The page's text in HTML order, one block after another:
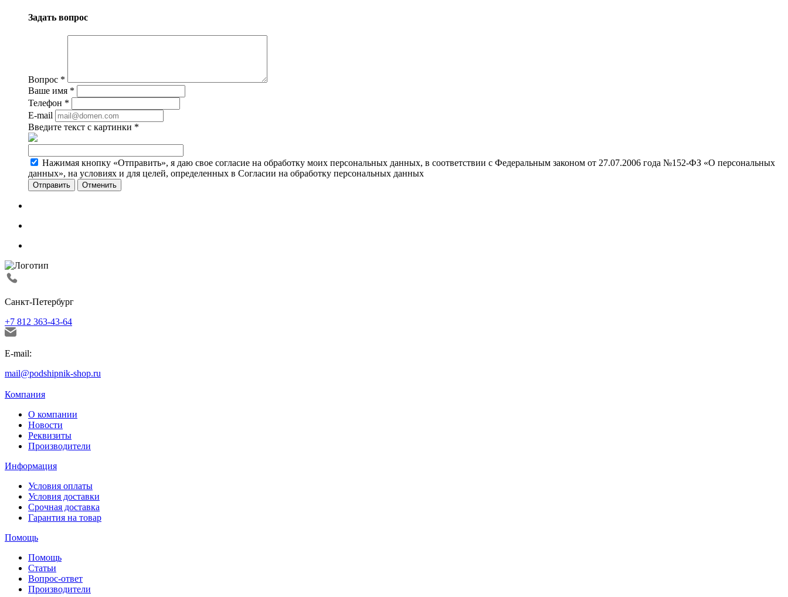
Задать вопрос
Вопрос *
Ваше имя *
Телефон *
E-mail
Введите текст с картинки *
Нажимая кнопку «Отправить», я даю свое согласие на обработку моих персональных данных, в соответствии с Федеральным законом от 27.07.2006 года №152-ФЗ «О персональных
данных», на условиях и для целей, определенных в Согласии на обработку персональных данных
Отменить
Санкт-Петербург
+7 812 363-43-64
E-mail:
mail@podshipnik-shop.ru
Компания
О компании
Новости
Реквизиты
Производители
Информация
Условия оплаты
Условия доставки
Срочная доставка
Гарантия на товар
Помощь
Помощь
Статьи
Вопрос-ответ
Производители